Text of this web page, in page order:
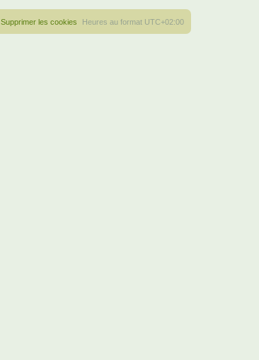
Heures au format UTC+02:00
Supprimer les cookies